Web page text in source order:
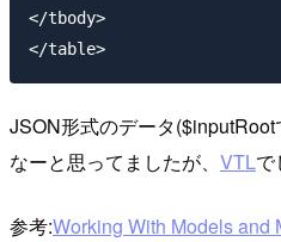
</tbody>
JSON形式のデータ
なーと思ってましたが、 VTLで
参考:Working With Models and